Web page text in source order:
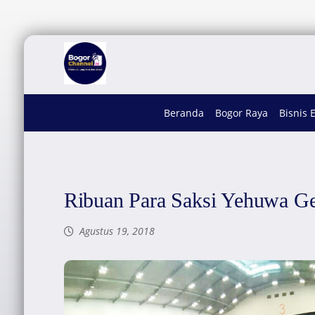
Beranda Bogor Raya Bisnis
Ribuan Para Saksi Yehuwa
Agustus 19, 2018